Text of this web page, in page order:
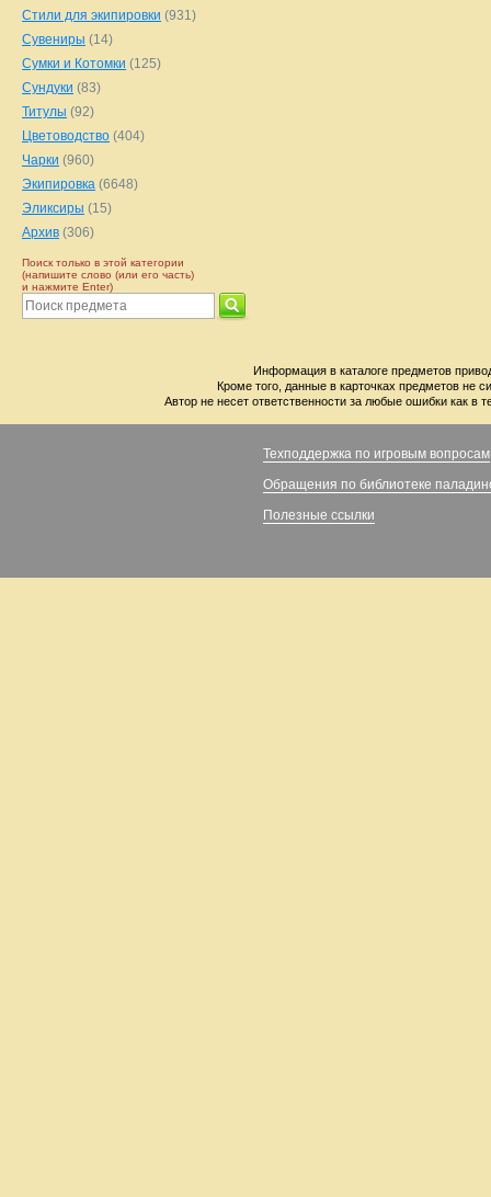
Стили для экипировки (931)
Сувениры (14)
Сумки и Котомки (125)
Сундуки (83)
Титулы (92)
Цветоводство (404)
Чарки (960)
Экипировка (6648)
Эликсиры (15)
Архив (306)
Поиск только в этой категории
(напишите слово (или его часть)
и нажмите Enter)
Информация в каталоге предметов
Кроме того, данные в карточках предметов не
Автор не несет ответственности за любые ошибки как в
Техподдержка по игровым вопросам
Обращения по библиотеке
Полезные ссылки